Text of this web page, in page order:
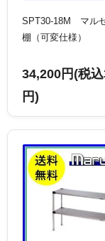
SPT30-18M マル
棚（可変仕様）
34,200円(税
円)